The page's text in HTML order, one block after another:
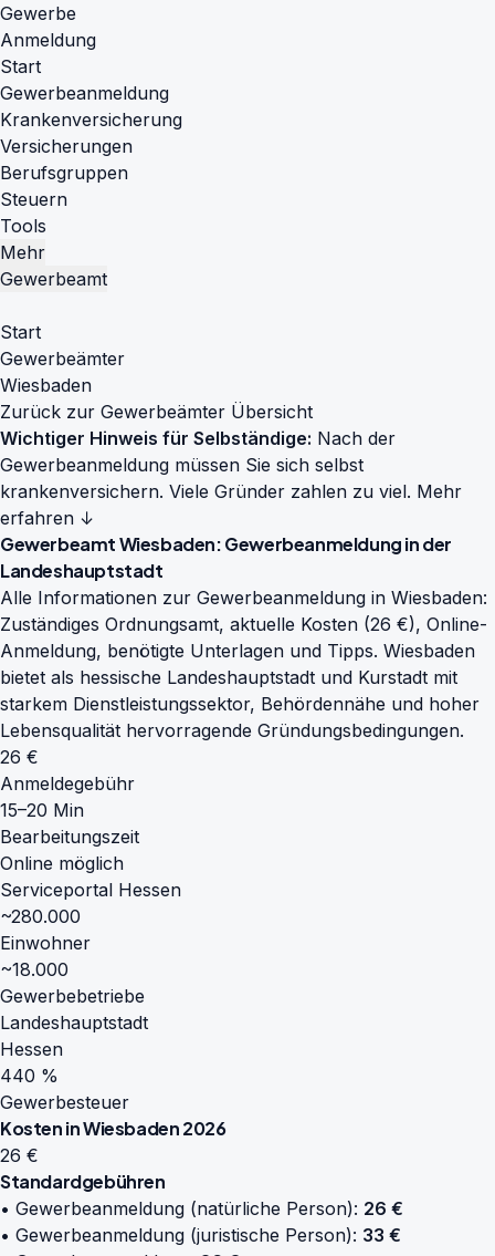
Gewerbe
Anmeldung
Start
Gewerbeanmeldung
Krankenversicherung
Versicherungen
Berufsgruppen
Steuern
Tools
Mehr
Gewerbeamt
Start
Gewerbeämter
Wiesbaden
Zurück zur Gewerbeämter Übersicht
Wichtiger Hinweis für Selbständige: Nach der
Gewerbeanmeldung müssen Sie sich selbst
krankenversichern. Viele Gründer zahlen zu viel. Mehr
erfahren ↓
Gewerbeamt Wiesbaden: Gewerbeanmeldung in der
Landeshauptstadt
Alle Informationen zur Gewerbeanmeldung in Wiesbaden:
Zuständiges Ordnungsamt, aktuelle Kosten (26 €), Online-
Anmeldung, benötigte Unterlagen und Tipps. Wiesbaden
bietet als hessische Landeshauptstadt und Kurstadt mit
starkem Dienstleistungssektor, Behördennähe und hoher
Lebensqualität hervorragende Gründungsbedingungen.
26 €
Anmeldegebühr
15–20 Min
Bearbeitungszeit
Online möglich
Serviceportal Hessen
~280.000
Einwohner
~18.000
Gewerbebetriebe
Landeshauptstadt
Hessen
440 %
Gewerbesteuer
Kosten in Wiesbaden 2026
26 €
Standardgebühren
• Gewerbeanmeldung (natürliche Person): 26 €
• Gewerbeanmeldung (juristische Person): 33 €